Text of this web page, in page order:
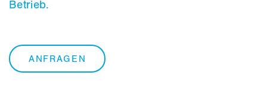
Betrieb.
ANFRAGEN